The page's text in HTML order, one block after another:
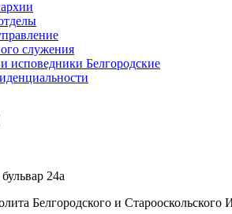
служения
исповедники Белгородские
24а
Белгородского и Старооскольского